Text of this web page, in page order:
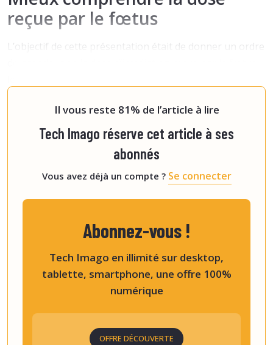
reçue par le fœtus
L’objectif de cette présentation était de donner un ordre
Il vous reste 81% de l’article à lire
Tech Imago réserve cet article à ses
abonnés
Vous avez déjà un compte ? Se connecter
Abonnez-vous !
Tech Imago en illimité sur desktop,
tablette, smartphone, une offre 100%
numérique
OFFRE DÉCOUVERTE